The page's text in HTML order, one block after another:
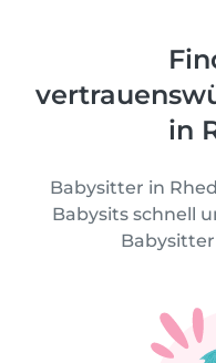
in
Babysitter in
Babysits schnell